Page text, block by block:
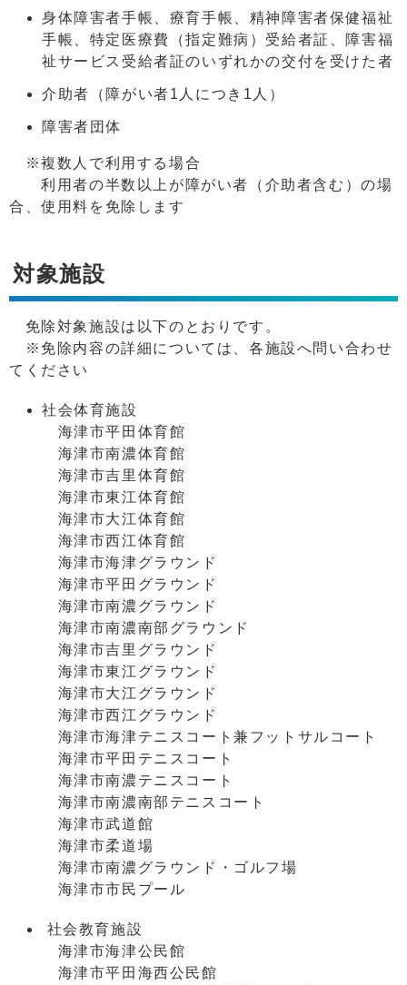
身体障害者手帳、療育手帳、精神障害者保健福祉
手帳、特定医療費（指定難病）受給者証、障害福
祉サービス受給者証のいずれかの交付を受けた者
介助者（障がい者1人につき1人）
障害者団体
※複数人で利用する場合
利用者の半数以上が障がい者（介助者含む）の場
合、使用料を免除します
対象施設
免除対象施設は以下のとおりです。
※免除内容の詳細については、各施設へ問い合わせ
てください
社会体育施設
海津市平田体育館
海津市南濃体育館
海津市吉里体育館
海津市東江体育館
海津市大江体育館
海津市西江体育館
海津市海津グラウンド
海津市平田グラウンド
海津市南濃グラウンド
海津市南濃南部グラウンド
海津市吉里グラウンド
海津市東江グラウンド
海津市大江グラウンド
海津市西江グラウンド
海津市海津テニスコート兼フットサルコート
海津市平田テニスコート
海津市南濃テニスコート
海津市南濃南部テニスコート
海津市武道館
海津市柔道場
海津市南濃グラウンド・ゴルフ場
海津市市民プール
社会教育施設
海津市海津公民館
海津市平田海西公民館